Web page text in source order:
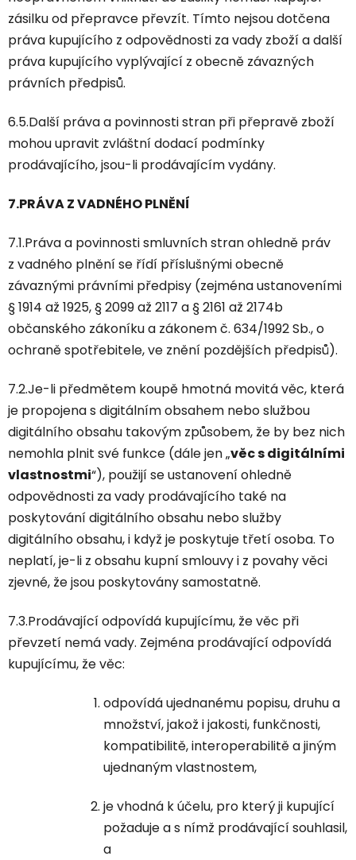
zásilku od přepravce převzít. Tímto nejsou dotčena
práva kupujícího z odpovědnosti za vady zboží a další
práva kupujícího vyplývající z obecně závazných
právních předpisů.
6.5.Další práva a povinnosti stran při přepravě zboží
mohou upravit zvláštní dodací podmínky
prodávajícího, jsou-li prodávajícím vydány.
7.PRÁVA Z VADNÉHO PLNĚNÍ
7.1.Práva a povinnosti smluvních stran ohledně práv
z vadného plnění se řídí příslušnými obecně
závaznými právními předpisy (zejména ustanoveními
§ 1914 až 1925, § 2099 až 2117 a § 2161 až 2174b
občanského zákoníku a zákonem č. 634/1992 Sb., o
ochraně spotřebitele, ve znění pozdějších předpisů).
7.2.Je-li předmětem koupě hmotná movitá věc, která
je propojena s digitálním obsahem nebo službou
digitálního obsahu takovým způsobem, že by bez nich
nemohla plnit své funkce (dále jen „věc s digitálními
vlastnostmi“), použijí se ustanovení ohledně
odpovědnosti za vady prodávajícího také na
poskytování digitálního obsahu nebo služby
digitálního obsahu, i když je poskytuje třetí osoba. To
neplatí, je-li z obsahu kupní smlouvy i z povahy věci
zjevné, že jsou poskytovány samostatně.
7.3.Prodávající odpovídá kupujícímu, že věc při
převzetí nemá vady. Zejména prodávající odpovídá
kupujícímu, že věc:
odpovídá ujednanému popisu, druhu a
množství, jakož i jakosti, funkčnosti,
kompatibilitě, interoperabilitě a jiným
ujednaným vlastnostem,
je vhodná k účelu, pro který ji kupující
požaduje a s nímž prodávající souhlasil,
a